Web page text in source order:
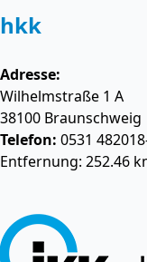
hkk
Adresse:
Wilhelmstraße 1 A
38100 Braunschweig
Telefon: 0531
Entfernung: 252.46